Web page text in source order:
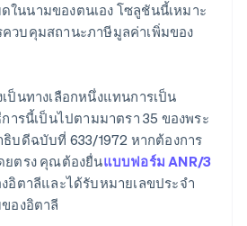
นนามของตนเอง โซลูชันนี้เหมาะ
วบคุมสถานะภาษีมูลค่าเพิ่มของ
ป็นทางเลือกหนึ่งแทนการเป็น
ารนี้เป็นไปตามมาตรา 35 ของพระ
บดีฉบับที่ 633/1972 หากต้องการ
ยตรง คุณต้องยื่นแบบฟอร์ม ANR/3
อิตาลีและได้รับหมายเลขประจำ
องอิตาลี